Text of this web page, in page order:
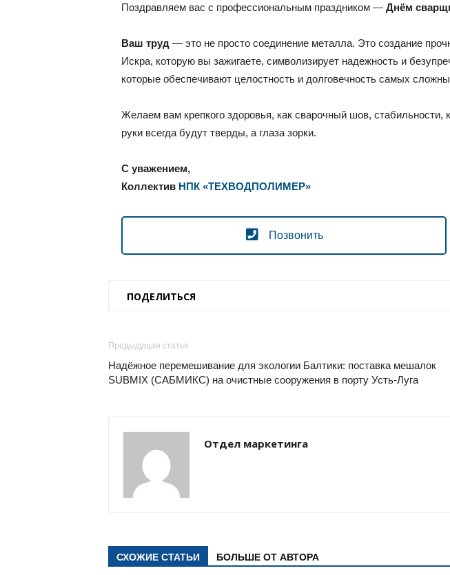
Поздравляем вас с профессиональным праздником — Днём
Ваш труд — это не просто соединение металла. Это создание
Искра, которую вы зажигаете, символизирует надежность и
которые обеспечивают целостность и долговечность самых
Желаем вам крепкого здоровья, как сварочный шов,
руки всегда будут тверды, а глаза зорки.
С уважением,
Коллектив НПК «ТЕХВОДПОЛИМЕР»
Позвонить
ПОДЕЛИТЬСЯ
Предыдущая статья
Надёжное перемешивание для экологии Балтики: поставка мешалок
SUBMIX (САБМИКС) на очистные сооружения в порту Усть-Луга
Отдел маркетинга
СХОЖИЕ СТАТЬИ БОЛЬШЕ ОТ АВТОРА